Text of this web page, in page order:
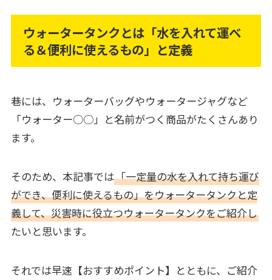
ウォータータンクとは「水を入れて運べ
る＆便利に使えるもの」と定義
巷には、ウォーターバッグやウォータージャグなど
「ウォーター○○」と名前がつく商品がたくさんあり
ます。
そのため、本記事では「一定量の水を入れて持ち運び
ができ、便利に使えるもの」をウォータータンクと定
義して、災害時に役立つウォータータンクをご紹介し
たいと思います。
それでは早速【おすすめポイント】とともに、ご紹介